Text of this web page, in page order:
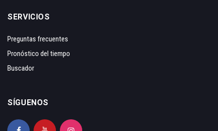
SERVICIOS
Preguntas frecuentes
Pronóstico del tiempo
Buscador
SÍGUENOS